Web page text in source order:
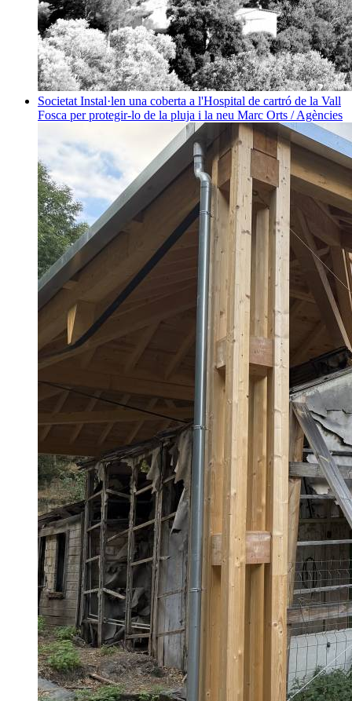
Societat Instal·len una coberta a l'Hospital de cartró de la Vall
Fosca per protegir-lo de la pluja i la neu Marc Orts / Agències